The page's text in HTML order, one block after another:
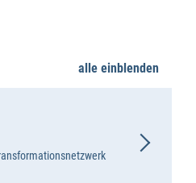
alle einblenden